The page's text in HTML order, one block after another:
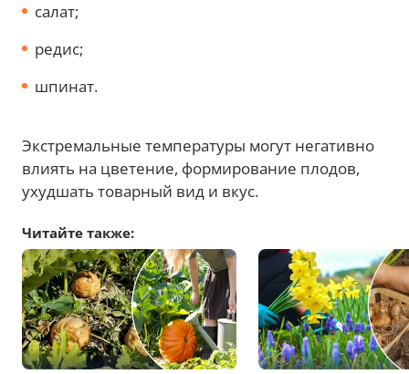
салат;
редис;
шпинат.
Экстремальные температуры могут негативно
влиять на цветение, формирование плодов,
ухудшать товарный вид и вкус.
Читайте также: